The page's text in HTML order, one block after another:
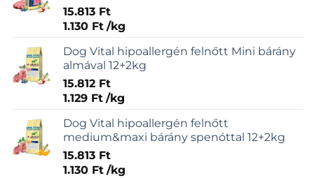
15.813 Ft
1.130 Ft /kg
Dog Vital hipoallergén felnőtt Mini bárány
almával 12+2kg
15.812 Ft
1.129 Ft /kg
Dog Vital hipoallergén felnőtt
medium&maxi bárány spenóttal 12+2kg
15.813 Ft
1.130 Ft /kg